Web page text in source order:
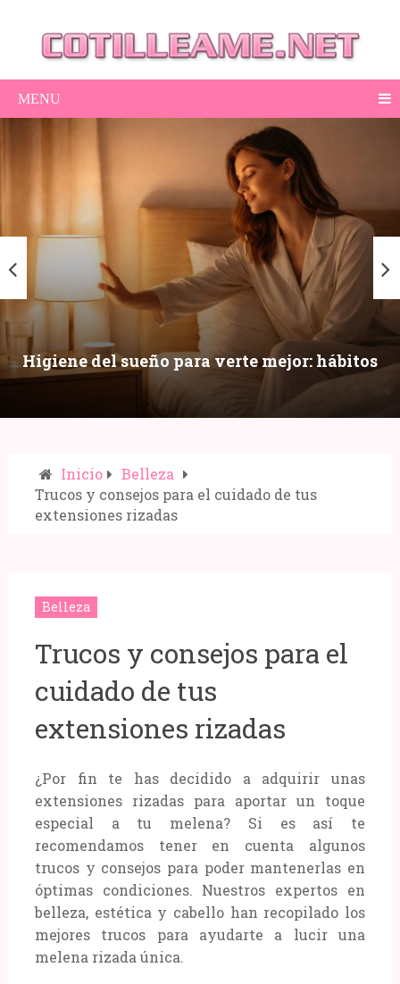
MENU
Higiene del sueño para verte mejor: hábitos
nocturnos que mejoran piel, ojeras y energía
Compartir:
Inicio
Belleza
Trucos y consejos para el cuidado de tus
extensiones rizadas
Belleza
Trucos y consejos para el
cuidado de tus
extensiones rizadas
¿Por fin te has decidido a adquirir unas
extensiones rizadas para aportar un toque
especial a tu melena? Si es así te
recomendamos tener en cuenta algunos
trucos y consejos para poder mantenerlas en
óptimas condiciones. Nuestros expertos en
belleza, estética y cabello han recopilado los
mejores trucos para ayudarte a lucir una
melena rizada única.